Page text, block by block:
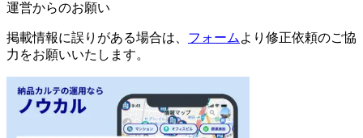
運営からのお願い
掲載情報に誤りがある場合は、 フォーム より修正依頼のご協
力をお願いいたします。